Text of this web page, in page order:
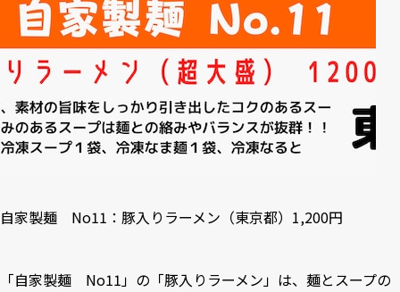
自家製麺 No11：豚入りラーメン（東京都）1,200円
「自家製麺 No11」の「豚入りラーメン」は、麺とスープの